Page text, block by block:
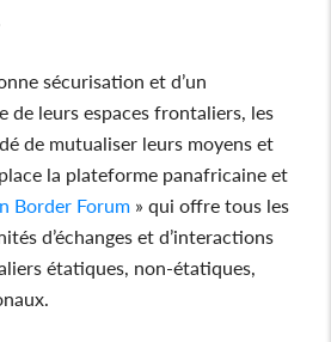
sécurisation et d’un
de leurs espaces frontaliers, les
de mutualiser leurs moyens et
la plateforme panafricaine et
Border Forum » qui offre tous les
d’échanges et d’interactions
étatiques, non-étatiques,